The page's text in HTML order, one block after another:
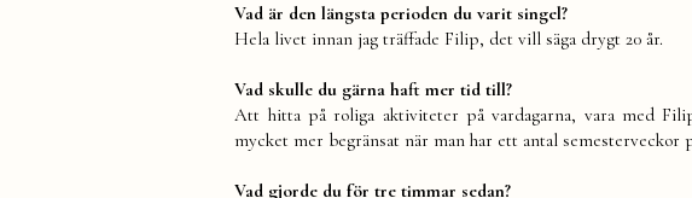
Vad är den längsta perioden du varit singel?
Hela livet innan jag träffade Filip, det vill säga drygt 20 år.
Vad skulle du gärna haft mer tid till?
Att hitta på roliga aktiviteter på vardagarna, vara med
mycket mer begränsat när man har ett antal
Vad gjorde du för tre timmar sedan?